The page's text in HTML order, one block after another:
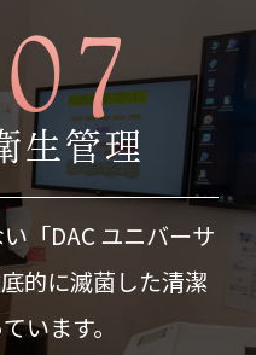
07
生管理
「DAC ユニバーサ
的に滅菌した清潔
います。